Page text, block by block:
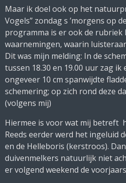
Maar ik doel ook op het
Vogels” zondag s ’morgens op
programma is er ook de rubriek
waarnemingen, waarin
Dit was mijn melding: In de
tussen 18.30 en 19.00 uur zag ik
ongeveer 10 cm spanwijdte
schemering; op zich rond deze
(volgens mij)
Hiermee is voor wat mij betreft
Reeds eerder werd het ingeluid
en de Helleboris (kerstroos).
duivenmelkers natuurlijk niet
er volgend weekend de